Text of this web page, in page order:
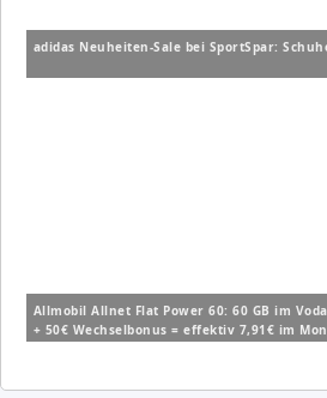
adidas Neuheiten-Sale bei SportSpar:
Allmobil Allnet Flat Power 60: 60 GB im
+ 50€ Wechselbonus = effektiv 7,91€ im